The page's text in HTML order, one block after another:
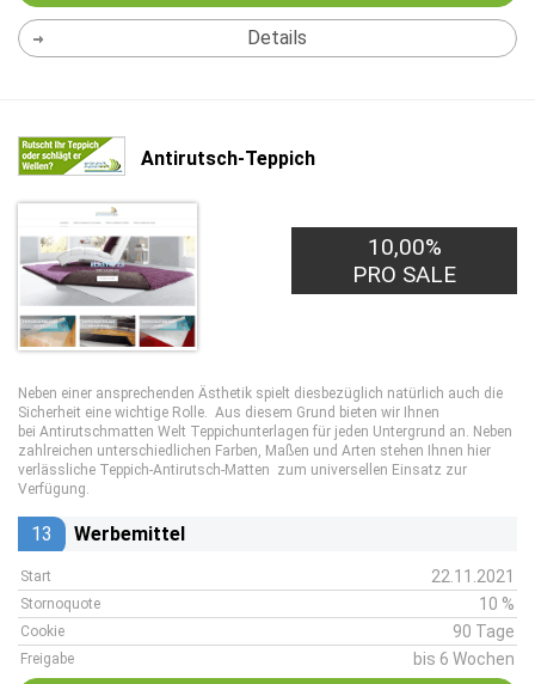
Details
Antirutsch-Teppich
10,00%
PRO SALE
Neben einer ansprechenden Ästhetik spielt diesbezüglich natürlich auch die
Sicherheit eine wichtige Rolle. Aus diesem Grund bieten wir Ihnen
bei Antirutschmatten Welt Teppichunterlagen für jeden Untergrund an. Neben
zahlreichen unterschiedlichen Farben, Maßen und Arten stehen Ihnen hier
verlässliche Teppich-Antirutsch-Matten zum universellen Einsatz zur
Verfügung.
13 Werbemittel
Start 22.11.2021
Stornoquote 10 %
Cookie 90 Tage
Freigabe bis 6 Wochen